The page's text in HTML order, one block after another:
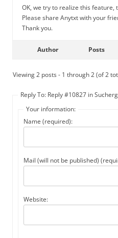
OK, we try to realize this feature,
Please share Anytxt with your
Thank you.
Author Posts
Viewing 2 posts - 1 through 2 (of 2
Reply To: Reply #10827 in
Your information:
Name (required):
Mail (will not be published)
Website: